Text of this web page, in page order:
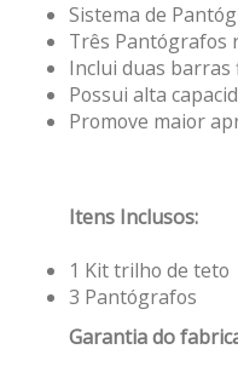
Sistema de
Três Pantógrafos
Inclui duas barras
Possui alta
Promove maior
Itens Inclusos:
1 Kit trilho de teto
3 Pantógrafos
Garantia do